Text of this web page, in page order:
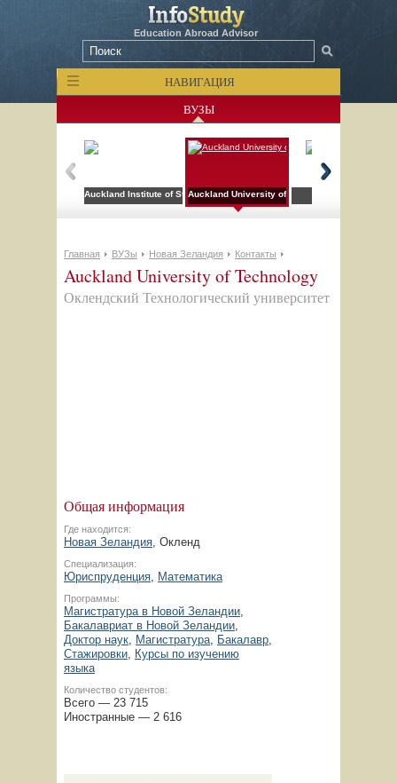
Education Abroad Advisor
НАВИГАЦИЯ
ВУЗЫ
Auckland Institute of StudiesAuckland University of Technology
Главная ВУЗы Новая Зеландия Контакты
Auckland University of Technology
Оклендский Технологический университет
Общая информация
Где находится:
Новая Зеландия, Окленд
Специализация:
Юриспруденция, Математика
Программы:
Магистратура в Новой Зеландии,
Бакалавриат в Новой Зеландии,
Доктор наук, Магистратура, Бакалавр,
Стажировки, Курсы по изучению
языка
Количество студентов:
Всего — 23 715
Иностранные — 2 616